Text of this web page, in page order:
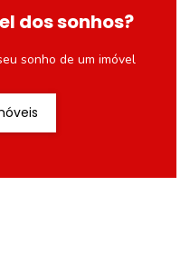
dos sonhos?
sonho de um imóvel